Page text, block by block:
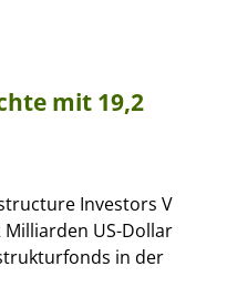
mit 19,2
Investors V
US-Dollar
in der